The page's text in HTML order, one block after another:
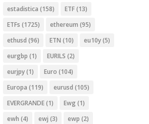
estadistica (158) ETF(13)
ETFs (1725) ethereum (95)
ethusd (96) ETN (10) eu10y(5)
eurgbp (1) EURILS (2)
eurjpy(1) Euro (104)
Europa (119) eurusd (105)
EVERGRANDE(1) Ewg (1)
ewh (4) ewj (3) ewp (2)